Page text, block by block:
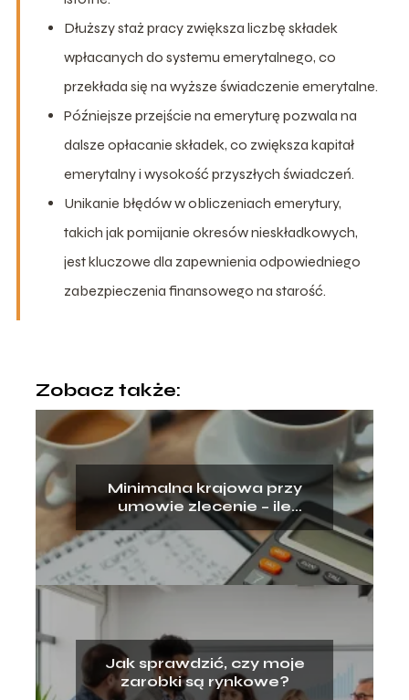
Dłuższy staż pracy zwiększa liczbę składek
wpłacanych do systemu emerytalnego, co
przekłada się na wyższe świadczenie emerytalne.
Późniejsze przejście na emeryturę pozwala na
dalsze opłacanie składek, co zwiększa kapitał
emerytalny i wysokość przyszłych świadczeń.
Unikanie błędów w obliczeniach emerytury,
takich jak pomijanie okresów nieskładkowych,
jest kluczowe dla zapewnienia odpowiedniego
zabezpieczenia finansowego na starość.
Zobacz także:
Minimalna krajowa przy
umowie zlecenie – ile
dostaniesz?
Jak sprawdzić, czy moje
zarobki są rynkowe?